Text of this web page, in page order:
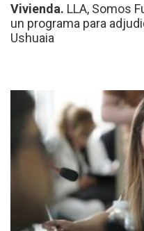
Vivienda. LLA, Somos
un programa para
Ushuaia